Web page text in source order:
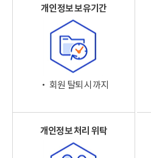
개인정보 보유기간
‧ 회원 탈퇴 시까지
개인정보 처리 위탁